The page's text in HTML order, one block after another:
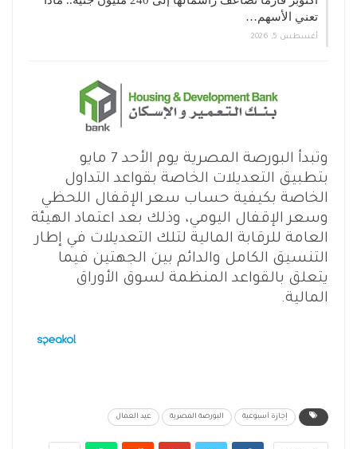
تعني الأسهم…
أغسطس 5, 2026
وتبدأ البورصة المصرية يوم الأحد 7 مايو
بتطبيق التعديلات الخاصة بقواعد التداول
الخاصة بكيفية حساب سعر الإقفال اللحظي
وسعر الإقفال اليومي، وذلك بعد اعتماد الهيئة
العامة للرقابة المالية لتلك التعديلات في إطار
التنسيق الكامل والدائم بين الجهتين فيما
يتعلق بالقواعد المنظمة لسوق الأوراق
المالية.
إجازة أسبوعية البورصة المصرية عيد العمال